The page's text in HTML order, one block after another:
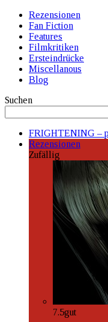
Rezensionen
Fan Fiction
Features
Filmkritiken
Ersteindrücke
Miscellanous
Blog
Suchen
FRIGHTENING –
Rezensionen
Zufällig
7.5gut